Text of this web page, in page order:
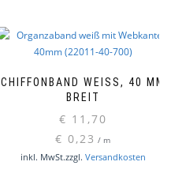
CHIFFONBAND WEISS, 40 MM B
REIT
€ 11,70
€ 0,23 / m
inkl. MwSt.zzgl. Versandkosten